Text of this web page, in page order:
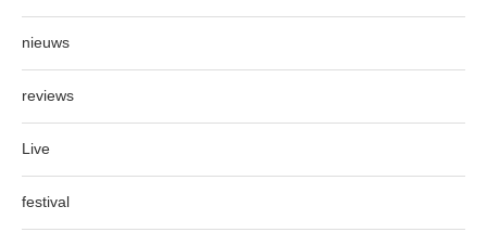
nieuws
reviews
Live
festival